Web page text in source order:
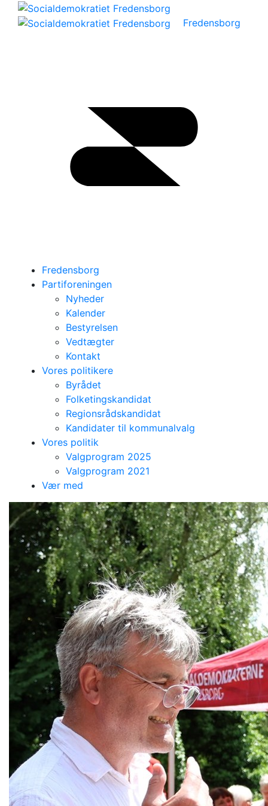
Fredensborg
Fredensborg
Partiforeningen
Nyheder
Kalender
Bestyrelsen
Vedtægter
Kontakt
Vores politikere
Byrådet
Folketingskandidat
Regionsrådskandidat
Kandidater til kommunalvalg
Vores politik
Valgprogram 2025
Valgprogram 2021
Vær med